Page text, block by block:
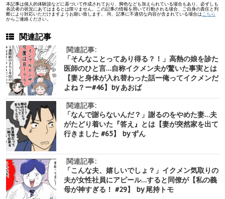
本記事は個人的体験談などに基づいて作成されており、脚色なども加えられている場合もあり、必ずしも
各読者の状況にあてはまるとは限りません。この記事の情報を用いて行動される場合、ご自身の責任と判
断により対応いただけますようお願い致します。 尚、記事に不適切な内容が含まれている場合は こちら
からご連絡ください。
関連記事
関連記事:
「そんなことってあり得る？！」高熱の娘を診た
医師のひと言…自称イクメン夫が驚いた事実とは
【妻と身体が入れ替わった話ー俺ってイクメンだ
よね？ー#46】by あおば
関連記事:
「なんで謝らないんだ？」謝るのをやめた妻…夫
がたどり着いた『答え』とは【妻が突然家を出て
行きました #65】 by ずん
関連記事:
「こんな夫、嬉しいでしょ？」イクメン気取りの
夫が女性社員にアピール…すると同僚が【私の義
母が神すぎる！ #29】 by 尾持トモ